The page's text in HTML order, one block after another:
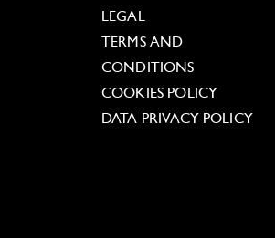
LEGAL
TERMS AND
CONDITIONS
COOKIES POLICY
DATA PRIVACY POLICY